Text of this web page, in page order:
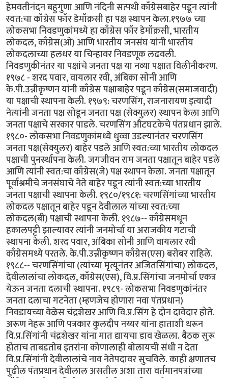
हेमवतीनंदन बहुगुणा आणि नंदिनी सत्पथी काँग्रेसबाहेर पडून त्यांनी
स्वत:चा काँग्रेस फॉर डेमॉक्रसी हा पक्ष स्थापन केला.१९७७ च्या
लोकसभा निवडणुकांमध्ये हा काँग्रेस फॉर डेमॉक्रसी, भारतीय
लोकदल, काँग्रेस(ओ) आणि भारतीय जनसंघ यांनी भारतीय
लोकदलाच्या हलधर या चिन्हावर निवडणूक लढवली.
निवडणुकीनंतर या पक्षांचे जनता पक्ष या नव्या पक्षात विलीनीकरण.
१९७८ - शरद पवार, वायलार रवी, अंबिका सोनी आणि
के.पी.उन्नीकृष्णन यांनी काँग्रेस पक्षाबाहेर पडून काँग्रेस(समाजवादी)
या पक्षाची स्थापना केली. १९७९: चरणसिंग, राजनारायण इत्यादी
नेत्यांनी जनता पक्ष सोडून जनता पक्ष (सेक्युलर) स्थापन केला आणि
जनता पक्षाचे सरकार पाडले. चरणसिंग औटघटकेचे पंतप्रधान झाले.
१९८०- लोकसभा निवडणुकांमध्ये धुव्वा उडल्यानंतर चरणसिंग
जनता पक्ष(सेक्युलर) बाहेर पडले आणि स्वत:च्या भारतीय लोकदल
पक्षाची पुनर्स्थापना केली. जगजीवन राम जनता पक्षातून बाहेर पडले
आणि त्यांनी स्वत:चा काँग्रेस(जे) पक्ष स्थापन केला. जनता पक्षातून
पूर्वाश्रमीचे जनसंघाचे नेते बाहेर पडून त्यांनी स्वत:च्या भारतीय
जनता पक्षाची स्थापना केली. १९८०/१९८१: चरणसिंगांच्या भारतीय
लोकदल पक्षातून बाहेर पडून देवीलाल यांच्या स्वत:च्या
लोकदल(बी) पक्षाची स्थापना केली. १९८७-- काँग्रेसमधून
हकालपट्टी झाल्यावर त्यांनी जनमोर्चा या अराजकीय गटाची
स्थापना केली. शरद पवार, अंबिका सोनी आणि वायलार रवी
काँग्रेसमध्ये परतले. के.पी.उन्नीकृष्णन काँग्रेस(एस) बरोबर राहिले.
१९८८-- चरणसिंगांचा (त्यांच्या मृत्यूनंतर अजितसिंगांचा) लोकदल,
देवीलालांचा लोकदल, काँग्रेस(एस), वि.प्र.सिंगांचा जनमोर्चा एकत्र
येऊन जनता दलाची स्थापना. १९८९- लोकसभा निवडणुकांनंतर
जनता दलाचा गटनेता (म्हणजेच होणारा नवा पंतप्रधान)
निवडायच्या वेळेस चंद्रशेखर आणि वि.प्र.सिंग हे दोन दावेदार होते.
अरूण नेहरू आणि पत्रकार कुलदीप नय्यर यांना हाताशी धरून
वि.प्र.सिंगांनी चंद्रशेखर यांना मात द्यायचा डाव खेळला. बैठक सुरू
होताच ताबडतोब इतरांना कोणालाही बोलायची संधी न देता
वि.प्र.सिंगांनी देवीलालांचे नाव नेतेपदावर सुचविले. काही क्षणातच
पुढील पंतप्रधान देवीलाल असतील अशा तारा वर्तमानपत्रांच्या